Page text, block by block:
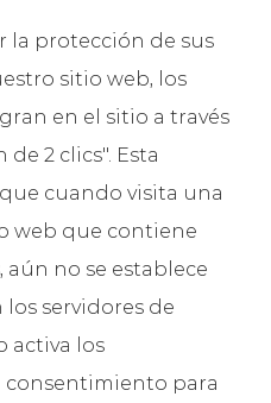
la protección de sus
sitio web, los
en el sitio a través
2 clics". Esta
cuando visita una
web que contiene
no se establece
servidores de
activa los
consentimiento para